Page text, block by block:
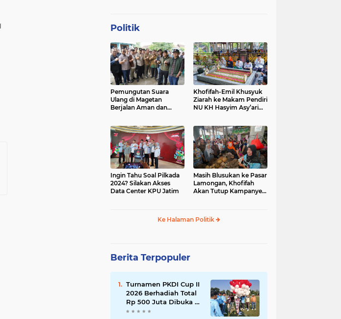
Politik
Pemungutan Suara
Ulang di Magetan
Berjalan Aman dan
Khofifah-Emil Khusyuk
Ziarah ke Makam Pendiri
NU KH Hasyim Asy’ari
Ingin Tahu Soal Pilkada
2024? Silakan Akses
Data Center KPU Jatim
Masih Blusukan ke Pasar
Lamongan, Khofifah
Akan Tutup Kampanye
Ke Halaman Politik
Berita Terpopuler
Turnamen PKDI Cup II
2026 Berhadiah Total
Rp 500 Juta Dibuka di
Jombang, Ketua PKDI